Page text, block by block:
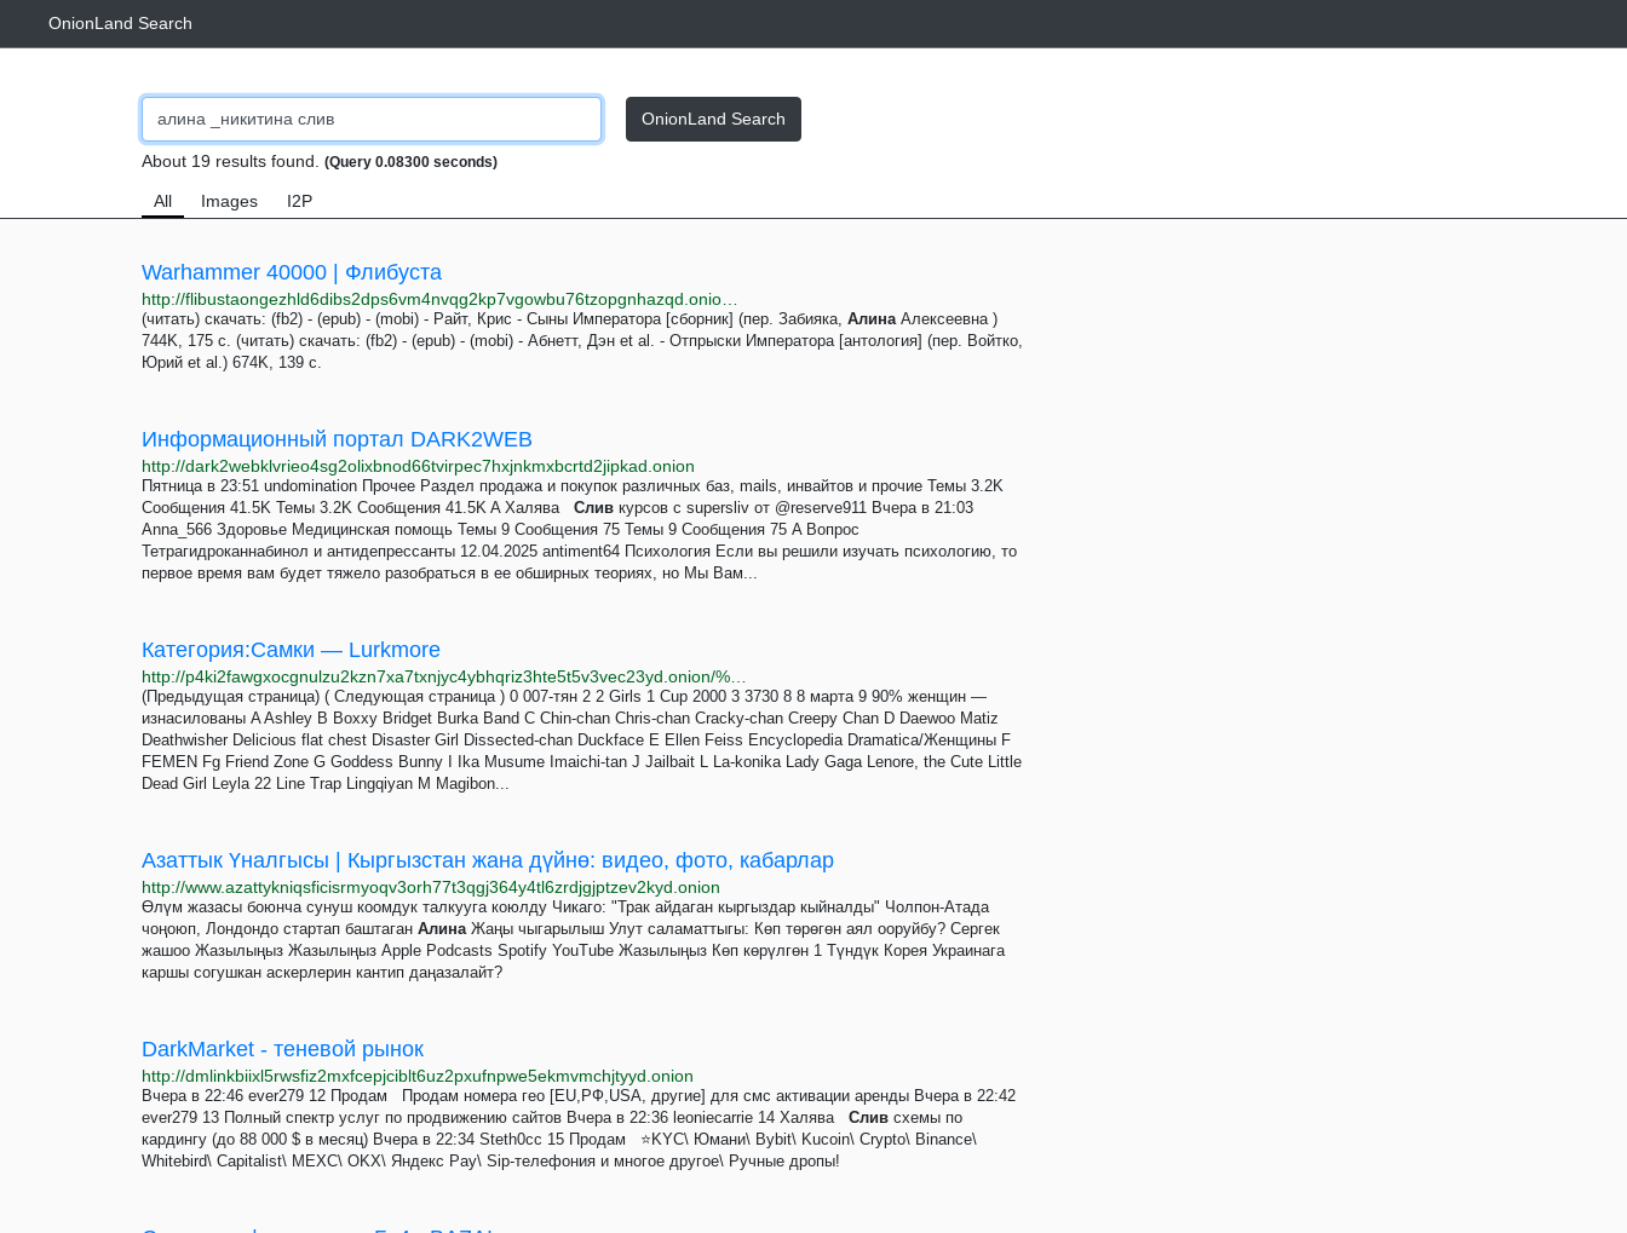
OnionLand Search
OnionLand Search
About 19 results found. (Query 0.08300 seconds)
All Images I2P
Warhammer 40000 | Флибуста
(читать) скачать: (fb2) - (epub) - (mobi) - Райт, Крис - Сыны Императора [сборник] (пер. Забияка, АлинаАлексеевна )
744K, 175 с. (читать) скачать: (fb2) - (epub) - (mobi) - Абнетт, Дэн et al. - Отпрыски Императора [антология] (пер. Войтко,
Юрий et al.) 674K, 139 с.
Информационный портал DARK2WEB
http://dark2webklvrieo4sg2olixbnod66tvirpec7hxjnkmxbcrtd2jipkad.onion
Пятница в 23:51 undomination Прочее Раздел продажа и покупок различных баз, mails, инвайтов и прочие Темы 3.2K
Сообщения 41.5K Темы 3.2K Сообщения 41.5K A Халява Слив курсов с supersliv от @reserve911 Вчера в 21:03
Anna_566 Здоровье Медицинская помощь Темы 9 Сообщения 75 Темы 9 Сообщения 75 A Вопрос
Тетрагидроканнабинол и антидепрессанты 12.04.2025 antiment64 Психология Если вы решили изучать психологию, то
первое время вам будет тяжело разобраться в ее обширных теориях, но Мы Вам...
Категория:Самки — Lurkmore
(Предыдущая страница) ( Следующая страница ) 0 007-тян 2 2 Girls 1 Cup 2000 3 3730 8 8 марта 9 90% женщин —
изнасилованы A Ashley B Boxxy Bridget Burka Band C Chin-chan Chris-chan Cracky-chan Creepy Chan D Daewoo Matiz
Deathwisher Delicious flat chest Disaster Girl Dissected-chan Duckface E Ellen Feiss Encyclopedia Dramatica/Женщины F
FEMEN Fg Friend Zone G Goddess Bunny I Ika Musume Imaichi-tan J Jailbait L La-konika Lady Gaga Lenore, the Cute Little
Dead Girl Leyla 22 Line Trap Lingqiyan M Magibon...
Азаттык Үналгысы | Кыргызстан жана дүйнө: видео, фото, кабарлар
http://www.azattykniqsficisrmyoqv3orh77t3qgj364y4tl6zrdjgjptzev2kyd.onion
Өлүм жазасы боюнча сунуш коомдук талкууга коюлду Чикаго: "Трак айдаган кыргыздар кыйналды" Чолпон-Атада
чоңоюп, Лондондо cтартап баштаган АлинаЖаңы чыгарылыш Улут саламаттыгы: Көп төрөгөн аял ооруйбу? Сергек
жашоо Жазылыңыз Жазылыңыз Apple Podcasts Spotify YouTube Жазылыңыз Көп көрүлгөн 1 Түндүк Корея Украинага
каршы согушкан аскерлерин кантип даңазалайт?
DarkMarket - теневой рынок
http://dmlinkbiixl5rwsfiz2mxfcepjciblt6uz2pxufnpwe5ekmvmchjtyyd.onion
Вчера в 22:46 ever279 12 Продам Продам номера гео [EU,РФ,USA, другие] для смс активации аренды Вчера в 22:42
ever279 13 Полный спектр услуг по продвижению сайтов Вчера в 22:36 leoniecarrie 14 Халява Слив сxeмы пo
кapдингy (дo 88 000 $ в мeсяц) Вчера в 22:34 Steth0cc 15 Продам ⭐KYC\ Юмани\ Bybit\ Kucoin\ Crypto\ Binance\
Whitebird\ Capitalist\ MEXC\ OKX\ Яндекс Pay\ Sip-телефония и многое другое\ Ручные дропы!